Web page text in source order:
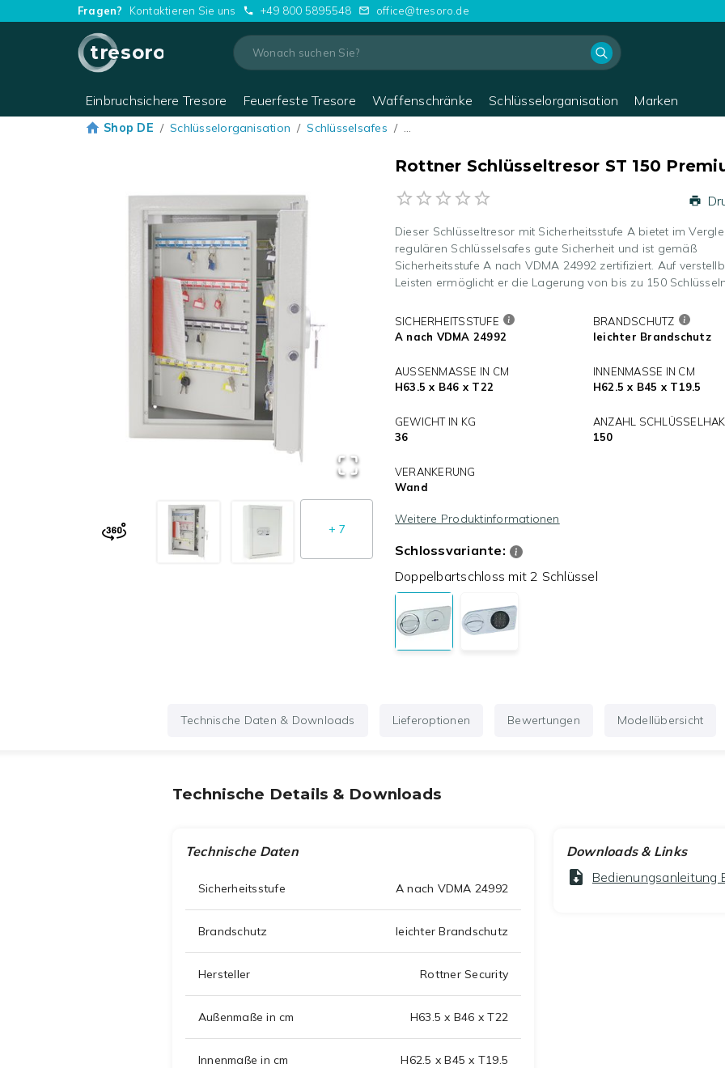
Fragen? Kontaktieren Sie uns +49 800 5895548 office@tresoro.de
tresoro
Einbruchsichere Tresore Feuerfeste Tresore Waffenschränke Schlüsselorganisation Marken
Shop DE / Schlüsselorganisation / Schlüsselsafes / …
+ 7
Rottner Schlüsseltresor ST 150
Dieser Schlüsseltresor mit Sicherheitsstufe A bietet im
regulären Schlüsselsafes gute Sicherheit und ist gemäß
Sicherheitsstufe A nach VDMA 24992 zertifiziert. Auf
Leisten ermöglicht er die Lagerung von bis zu 150 Schlüsseln.
SICHERHEITSSTUFE
A nach VDMA 24992
BRANDSCHUTZ
leichter Brandschutz
AUSSENMASSE IN CM
H63.5 x B46 x T22
INNENMASSE IN CM
H62.5 x B45 x T19.5
GEWICHT IN KG
36
ANZAHL
150
VERANKERUNG
Wand
Weitere Produktinformationen
Schlossvariante:
Doppelbartschloss mit 2 Schlüssel
Technische Daten & Downloads Lieferoptionen Bewertungen Modellübersicht
Technische Details & Downloads
Technische Daten
Sicherheitsstufe A nach VDMA 24992
Brandschutz leichter Brandschutz
Hersteller Rottner Security
Außenmaße in cm H63.5 x B46 x T22
Innenmaße in cm H62.5 x B45 x T19.5
Downloads & Links
Bedienungsanleitung